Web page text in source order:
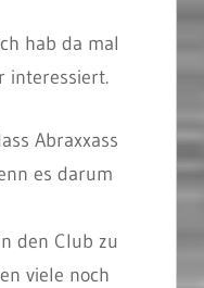
hab da mal
interessiert.
Abraxxass
es darum
den Club zu
viele noch